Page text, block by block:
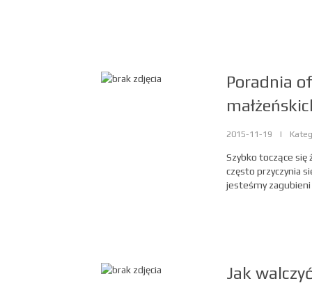
Poradnia
2015-11-19 |
Szybko toczące się
często przyczynia
jesteśmy zagubieni
Jak